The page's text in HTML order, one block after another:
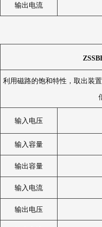
输出电流
利用磁路的饱和特性，取出装
输入电压
输入容量
输出容量
输入电流
输出电压